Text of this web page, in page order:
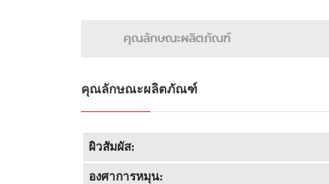
คุณลักษณะผลิตภัณฑ์
คุณลักษณะผลิตภัณฑ์
ผิวสัมผัส:
องศาการหมุน: